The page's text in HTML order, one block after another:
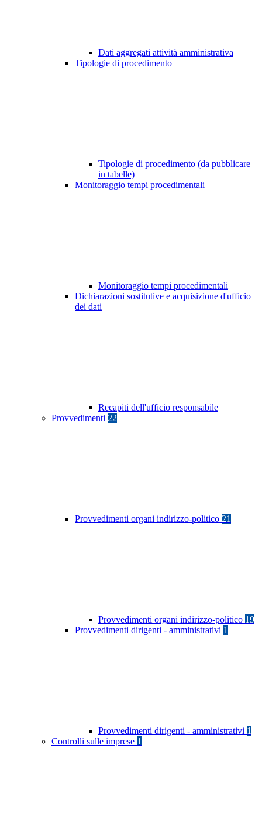
Dati aggregati attività amministrativa
Tipologie di procedimento
Tipologie di procedimento (da pubblicare
in tabelle)
Monitoraggio tempi procedimentali
Monitoraggio tempi procedimentali
Dichiarazioni sostitutive e acquisizione d'ufficio
dei dati
Recapiti dell'ufficio responsabile
Provvedimenti 22
Provvedimenti organi indirizzo-politico 21
Provvedimenti organi indirizzo-politico 19
Provvedimenti dirigenti - amministrativi 1
Provvedimenti dirigenti - amministrativi 1
Controlli sulle imprese 1